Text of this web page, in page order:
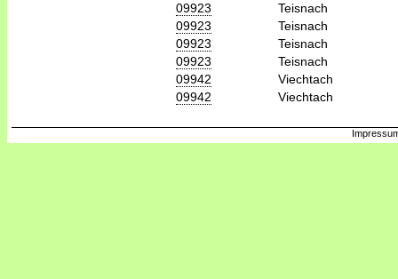
09923
Teisnach
09923
Teisnach
09923
Teisnach
09923
Teisnach
09942
Viechtach
09942
Viechtach